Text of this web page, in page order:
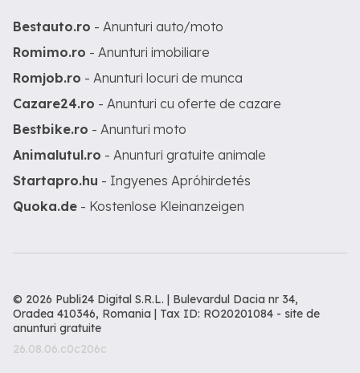
Bestauto.ro - Anunturi auto/moto
Romimo.ro - Anunturi imobiliare
Romjob.ro - Anunturi locuri de munca
Cazare24.ro - Anunturi cu oferte de cazare
Bestbike.ro - Anunturi moto
Animalutul.ro - Anunturi gratuite animale
Startapro.hu - Ingyenes Apróhirdetés
Quoka.de - Kostenlose Kleinanzeigen
© 2026 Publi24 Digital S.R.L. | Bulevardul Dacia nr 34,
Oradea 410346, Romania | Tax ID: RO20201084 - site de
anunturi gratuite
26.08.06.c0c206c